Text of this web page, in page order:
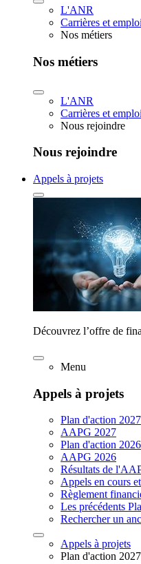
L'ANR
Carrières et
Nos métiers
Nos métiers
L'ANR
Carrières et
Nous rejoindre
Nous rejoindre
Appels à projets
Découvrez l’offre de
Menu
Appels à projets
Plan d'action 2027
AAPG 2027
Plan d'action 2026
AAPG 2026
Résultats de
Appels en cours
Règlement
Les précédents
Rechercher un
Appels à projets
Plan d'action 2027